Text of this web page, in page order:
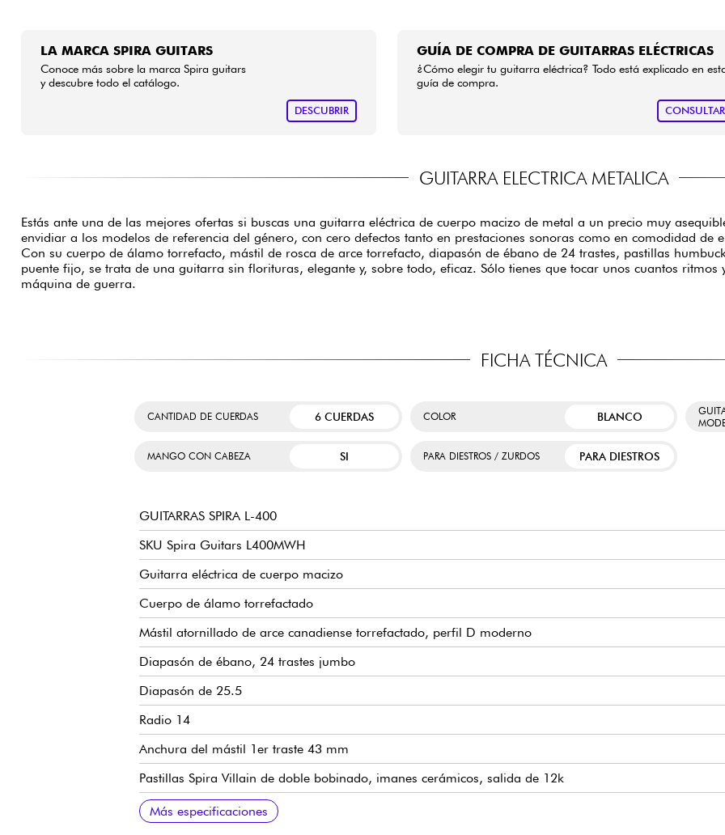
LA MARCA SPIRA GUITARS
Conoce más sobre la marca Spira guitars
y descubre todo el catálogo.
DESCUBRIR
GUÍA DE COMPRA DE GUITARRAS ELÉCTRICAS
¿Cómo elegir tu guitarra eléctrica? Todo está explicado en
guía de compra.
CONSULTAR
GUITARRA ELECTRICA METALICA
Estás ante una de las mejores ofertas si buscas una guitarra eléctrica de cuerpo macizo de metal a un precio muy
envidiar a los modelos de referencia del género, con cero defectos tanto en prestaciones sonoras como en comodidad de
Con su cuerpo de álamo torrefacto, mástil de rosca de arce torrefacto, diapasón de ébano de 24 trastes, pastillas
puente fijo, se trata de una guitarra sin florituras, elegante y, sobre todo, eficaz. Sólo tienes que tocar unos cuantos
máquina de guerra.
FICHA TÉCNICA
CANTIDAD DE CUERDAS 6 CUERDAS COLOR BLANCO
MANGO CON CABEZA SI PARA DIESTROS / ZURDOS PARA DIESTROS
GUITARRAS SPIRA L-400
SKU Spira Guitars L400MWH
Guitarra eléctrica de cuerpo macizo
Cuerpo de álamo torrefactado
Mástil atornillado de arce canadiense torrefactado, perfil D moderno
Diapasón de ébano, 24 trastes jumbo
Diapasón de 25.5
Radio 14
Anchura del mástil 1er traste 43 mm
Pastillas Spira Villain de doble bobinado, imanes cerámicos, salida de 12k
Volumen master, tono master, selector de pastillas de 3 vías
Puente fijo Spira
Clavijas de afinación Spira (en baño de aceite)
Más especificaciones